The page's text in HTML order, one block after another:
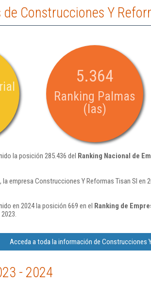
Construcciones Y
5.364
Ranking Palmas
(las)
la posición 285.436 del Ranking Nacional de
la empresa Construcciones Y Reformas Tisan Sl en
en 2024 la posición 669 en el Ranking de
Acceda a toda la información de Construcciones
- 2024